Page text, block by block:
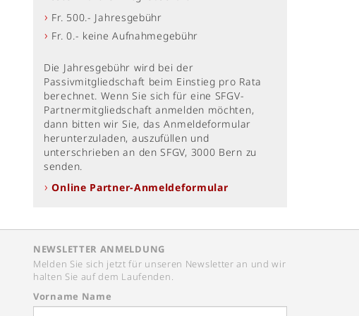
Fr. 500.- Jahresgebühr
Fr. 0.- keine Aufnahmegebühr
Die Jahresgebühr wird bei der
Passivmitgliedschaft beim Einstieg pro Rata
berechnet. Wenn Sie sich für eine SFGV-
Partnermitgliedschaft anmelden möchten,
dann bitten wir Sie, das Anmeldeformular
herunterzuladen, auszufüllen und
unterschrieben an den SFGV, 3000 Bern zu
senden.
Online Partner-Anmeldeformular
NEWSLETTER ANMELDUNG
Melden Sie sich jetzt für unseren Newsletter an und wir
halten Sie auf dem Laufenden.
Vorname Name